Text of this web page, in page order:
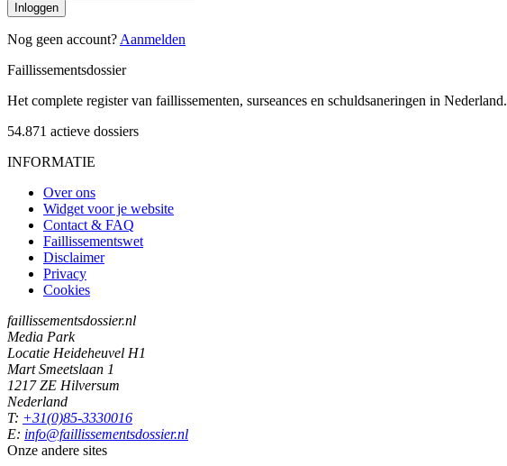
Inloggen
Nog geen account? Aanmelden
Faillissementsdossier
Het complete register van faillissementen, surseances en schuldsaneringen in Nederland.
54.871 actieve dossiers
INFORMATIE
Over ons
Widget voor je website
Contact & FAQ
Faillissementswet
Disclaimer
Privacy
Cookies
faillissementsdossier.nl
Media Park
Locatie Heideheuvel H1
Mart Smeetslaan 1
1217 ZE Hilversum
Nederland
T: +31(0)85-3330016
E: info@faillissementsdossier.nl
Onze andere sites